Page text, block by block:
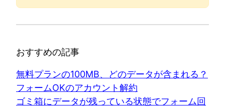
おすすめの記事
無料プランの100MB、どのデータが含まれる？
フォームOKのアカウント解約
ゴミ箱にデータが残っている状態でフォーム回